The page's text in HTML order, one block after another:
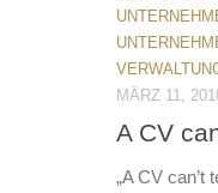
MÄRZ 11,
A CV
„A CV can’t